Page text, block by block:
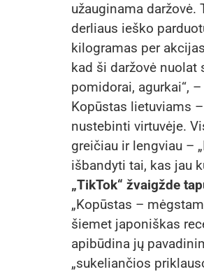
užauginama
derliaus ieško
kilogramas per
kad ši daržovė nuolat
pomidorai, agurkai“,
Kopūstas lietuviams
nustebinti virtuvėje.
greičiau ir lengviau –
išbandyti tai, kas jau
„TikTok“ žvaigžde
„Kopūstas –
šiemet japoniškas
apibūdina jų
„sukeliančios